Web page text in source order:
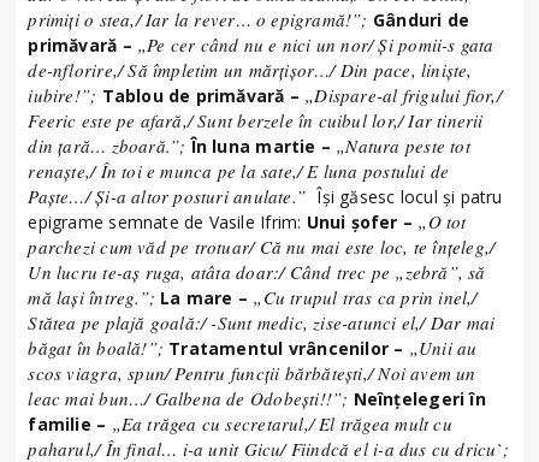
primiți o stea,/ Iar la rever… o epigramă!”; Gânduri de
primăvară – „Pe cer când nu e nici un nor/ Și pomii-s gata
de-nflorire,/ Să împletim un mărțișor…/ Din pace, liniște,
iubire!”; Tablou de primăvară – „Dispare-al frigului fior,/
Feeric este pe afară,/ Sunt berzele în cuibul lor,/ Iar tinerii
din țară… zboară.”;În luna martie – „Natura peste tot
renaște,/ În toi e munca pe la sate,/ E luna postului de
Paște…/ Și-a altor posturi anulate.”Își găsesc locul și patru
epigrame semnate de Vasile Ifrim: Unui șofer – „O tot
parchezi cum văd pe trotuar/ Că nu mai este loc, te înțeleg,/
Un lucru te-aș ruga, atâta doar:/ Când trec pe „zebră”, să
mă lași întreg.”; La mare – „Cu trupul tras ca prin inel,/
Stătea pe plajă goală:/ -Sunt medic, zise-atunci el,/ Dar mai
băgat în boală!”; Tratamentul vrâncenilor – „Unii au
scos viagra, spun/ Pentru funcții bărbătești,/ Noi avem un
leac mai bun…/ Galbena de Odobești!!”; Neînțelegeri în
familie – „Ea trăgea cu secretarul,/ El trăgea mult cu
paharul,/ În final… i-a unit Gicu/ Fiindcă el i-a dus cu dricu`;